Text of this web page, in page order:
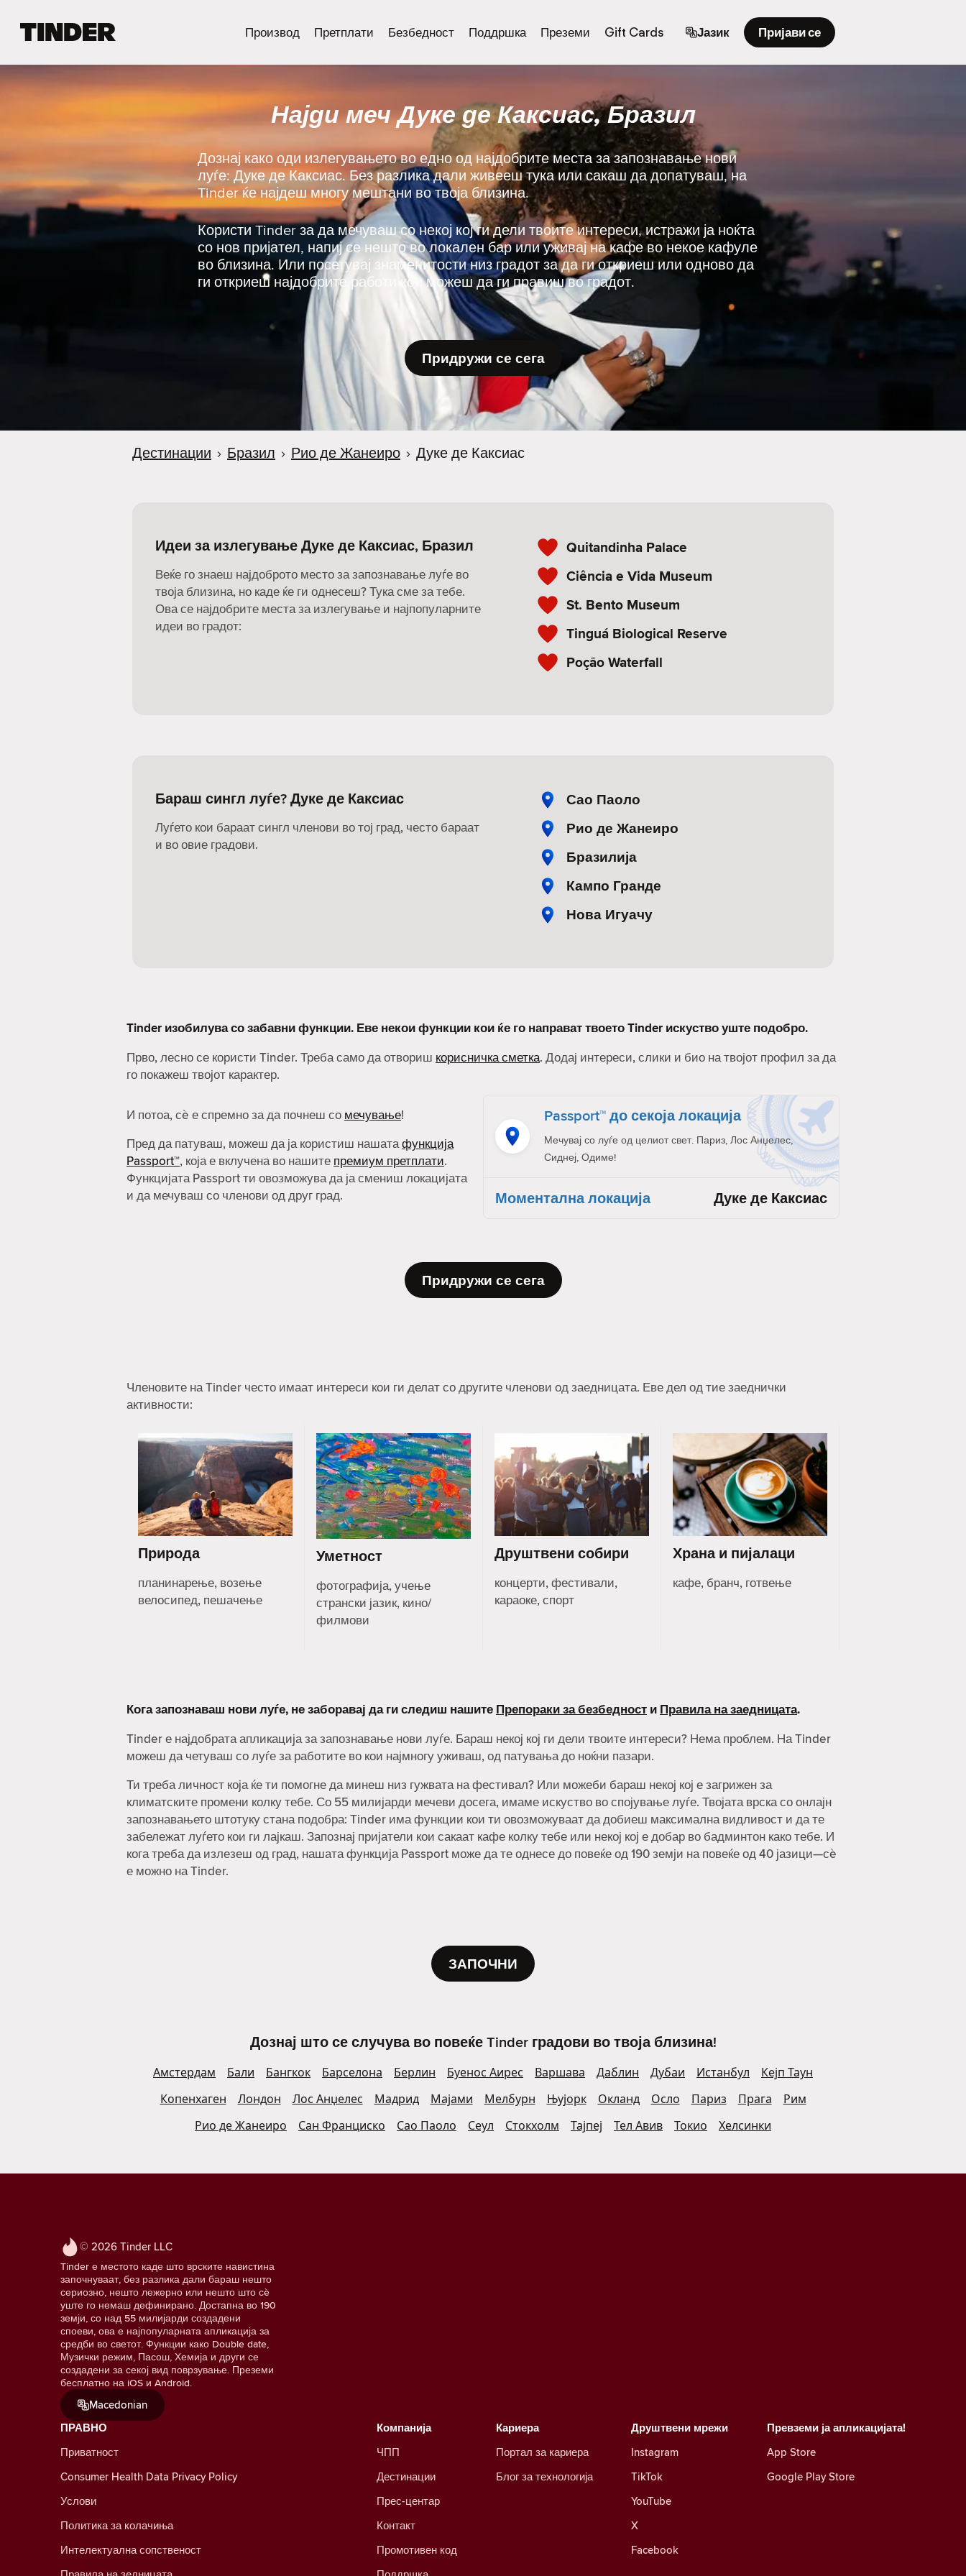
e
Производ Претплати Безбедност Поддршка Преземи Gift Cards Јазик Пријави се
Најди меч Дуке де Каксиас, Бразил
Дознај како оди излегувањето во едно од најдобрите места за запознавање нови
луѓе: Дуке де Каксиас. Без разлика дали живееш тука или сакаш да допатуваш, на
Tinder ќе најдеш многу мештани во твоја близина.
Користи Tinder за да мечуваш со некој кој ги дели твоите интереси, истражи ја ноќта
со нов пријател, напиј се нешто во локален бар или уживај на кафе во некое кафуле
во близина. Или посетувај знаменитости низ градот за да ги откриеш или одново да
ги откриеш најдобрите работи кои можеш да ги правиш во градот.
Придружи се сега
Дестинации › Бразил › Рио де Жанеиро › Дуке де Каксиас
Идеи за излегување Дуке де Каксиас, Бразил
Веќе го знаеш најдоброто место за запознавање луѓе во
твоја близина, но каде ќе ги однесеш? Тука сме за тебе.
Ова се најдобрите места за излегување и најпопуларните
идеи во градот:
Quitandinha Palace
Ciência e Vida Museum
St. Bento Museum
Tinguá Biological Reserve
Poção Waterfall
Бараш сингл луѓе? Дуке де Каксиас
Луѓето кои бараат сингл членови во тој град, често бараат
и во овие градови.
Сао Паоло
Рио де Жанеиро
Бразилија
Кампо Гранде
Нова Игуачу
Tinder изобилува со забавни функции. Еве некои функции кои ќе го направат твоето Tinder искуство уште подобро.
Прво, лесно се користи Tinder. Треба само да отвориш корисничка сметка. Додај интереси, слики и био на твојот профил за да
го покажеш твојот карактер.
И потоа, сè е спремно за да почнеш со мечување!
Пред да патуваш, можеш да ја користиш нашатафункција
Passport™, која е вклучена во нашите премиум претплати.
Функцијата Passport ти овозможува да ја смениш локацијата
и да мечуваш со членови од друг град.
Passport™ до секоја локација
Мечувај со луѓе од целиот свет. Париз, Лос Анџелес,
Сиднеј, Одиме!
Моментална локација Дуке де Каксиас
Придружи се сега
Членовите на Tinder често имаат интереси кои ги делат со другите членови од заедницата. Еве дел од тие заеднички
активности:
Природа
планинарење, возење
велосипед, пешачење
Уметност
фотографија, учење
странски јазик, кино/
филмови
Друштвени собири
концерти, фестивали,
караоке, спорт
Храна и пијалаци
кафе, бранч, готвење
Кога запознаваш нови луѓе, не заборавај да ги следиш нашите Препораки за безбедност и Правила на заедницата.
Tinder е најдобрата апликација за запознавање нови луѓе. Бараш некој кој ги дели твоите интереси? Нема проблем. На Tinder
можеш да четуваш со луѓе за работите во кои најмногу уживаш, од патувања до ноќни пазари.
Ти треба личност која ќе ти помогне да минеш низ гужвата на фестивал? Или можеби бараш некој кој е загрижен за
климатските промени колку тебе. Со 55 милијарди мечеви досега, имаме искуство во спојување луѓе. Твојата врска со онлајн
запознавањето штотуку стана подобра: Tinder има функции кои ти овозможуваат да добиеш максимална видливост и да те
забележат луѓето кои ги лајкаш. Запознај пријатели кои сакаат кафе колку тебе или некој кој е добар во бадминтон како тебе. И
кога треба да излезеш од град, нашата функција Passport може да те однесе до повеќе од 190 земји на повеќе од 40 јазици—сè
е можно на Tinder.
ЗАПОЧНИ
Дознај што се случува во повеќе Tinder градови во твоја близина!
Амстердам Бали Бангкок Барселона Берлин Буенос Аирес Варшава Даблин Дубаи Истанбул
Кејп Таун
Копенхаген
Лондон Лос Анџелес Мадрид Мајами Мелбурн Њујорк Окланд Осло Париз Прага
Рим
Рио де Жанеиро
Сан Франциско Сао Паоло Сеул Стокхолм Тајпеј Тел Авив Токио Хелсинки
© 2026 Tinder LLC
Tinder е местото каде што врските навистина
започнуваат, без разлика дали бараш нешто
сериозно, нешто лежерно или нешто што сè
уште го немаш дефинирано. Достапна во 190
земји, со над 55 милијарди создадени
споеви, ова е најпопуларната апликација за
средби во светот. Функции како Double date,
Музички режим, Пасош, Хемија и други се
создадени за секој вид поврзување. Преземи
бесплатно на iOS и Android.
Macedonian
Друштвени мрежи
Instagram
TikTok
YouTube
X
Facebook
ПРАВНО
Приватност
Consumer Health Data Privacy Policy
Услови
Политика за колачиња
Интелектуална сопственост
Кариера
Портал за кариера
Блог за технологија
Компанија
ЧПП
Дестинации
Прес-центар
Контакт
Промотивен код
Превземи ја апликацијата!
App Store
Google Play Store